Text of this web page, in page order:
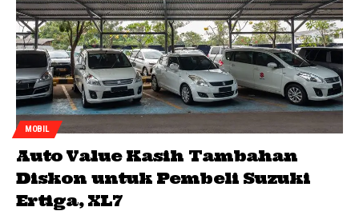
MOBIL
Auto Value Kasih Tambahan
Diskon untuk Pembeli Suzuki
Ertiga, XL7